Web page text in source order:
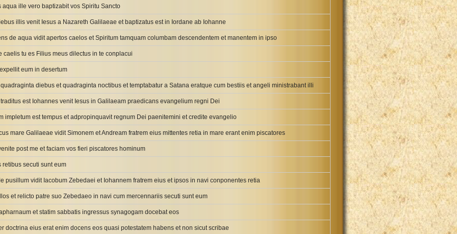
aqua ille vero baptizabit vos Spiritu Sancto
illis venit Iesus a Nazareth Galilaeae et baptizatus est in Iordane ab Iohanne
de aqua vidit apertos caelos et Spiritum tamquam columbam descendentem et manentem in ipso
caelis tu es Filius meus dilectus in te conplacui
eum in desertum
diebus et quadraginta noctibus et temptabatur a Satana eratque cum bestiis et angeli ministrabant illi
est Iohannes venit Iesus in Galilaeam praedicans evangelium regni Dei
impletum est tempus et adpropinquavit regnum Dei paenitemini et credite evangelio
mare Galilaeae vidit Simonem et Andream fratrem eius mittentes retia in mare erant enim piscatores
post me et faciam vos fieri piscatores hominum
retibus secuti sunt eum
pusillum vidit Iacobum Zebedaei et Iohannem fratrem eius et ipsos in navi conponentes retia
et relicto patre suo Zebedaeo in navi cum mercennariis secuti sunt eum
et statim sabbatis ingressus synagogam docebat eos
doctrina eius erat enim docens eos quasi potestatem habens et non sicut scribae